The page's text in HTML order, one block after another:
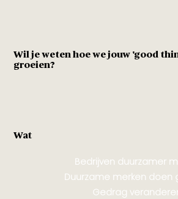
Wil je weten hoe we jouw 'good
groeien?
Wat
Bedrijven duurzamer
Duurzame merken doen
Gedrag